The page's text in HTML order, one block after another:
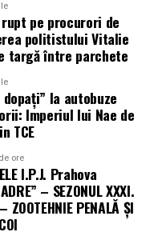
pe procurori de
politistului Vitalie
targă între parchete
la autobuze
Imperiul lui Nae de
TCE
ore
I.P.J. Prahova
– SEZONUL XXXI.
ZOOTEHNIE PENALĂ ȘI